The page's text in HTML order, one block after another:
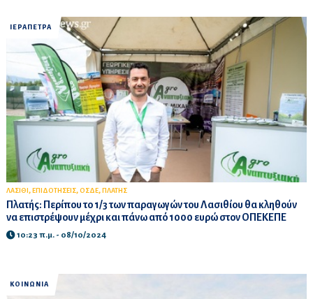
ΙΕΡΑΠΕΤΡΑ
ΛΑΣΙΘΙ , ΕΠΙΔΟΤΗΣΕΙΣ, ΟΣΔΕ, ΠΛΑΤΗΣ
Πλατής: Περίπου το 1/3 των παραγωγών του Λασιθίου θα κληθούν
να επιστρέψουν μέχρι και πάνω από 1000 ευρώ στον ΟΠΕΚΕΠΕ
10:23 π.μ. - 08/10/2024
ΚΟΙΝΩΝΙΑ